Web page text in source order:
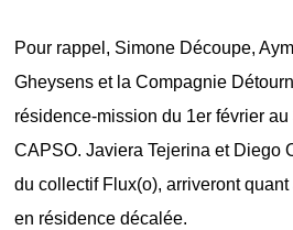
Pour rappel, Simone Découpe,
Gheysens et la Compagnie
résidence-mission du 1er février
CAPSO. Javiera Tejerina et Diego
du collectif Flux(o), arriveront
en résidence décalée.